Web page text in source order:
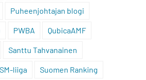
Puheenjohtajan blogi
PWBA QubicaAMF
Santtu Tahvanainen
SM-liiga Suomen Ranking